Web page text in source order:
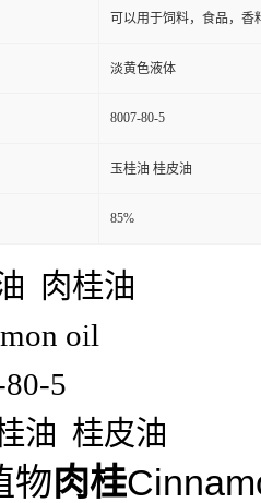
可以用于饲料，食品，香
淡黄色液体
8007-80-5
玉桂油 桂皮油
85%
肉桂油
oil
5
油 桂皮油
物肉桂